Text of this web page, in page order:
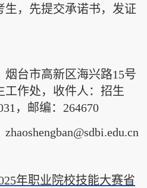
生，先提交承诺书，发证
烟台市高新区海兴路15号
工作处，收件人：招生
，邮编：264670
年职业院校技能大赛省